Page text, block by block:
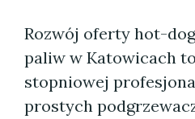
Rozwój oferty hot-
paliw w Katowicach
stopniowej
prostych